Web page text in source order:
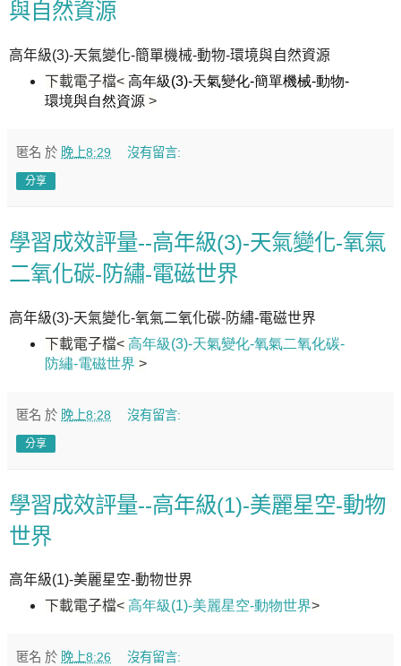
與自然資源
高年級(3)-天氣變化-簡單機械-動物-環境與自然資源
下載電子檔< 高年級(3)-天氣變化-簡單機械-動物-
環境與自然資源>
匿名 於 晚上8:29 沒有留言:
分享
學習成效評量--高年級(3)-天氣變化-氧氣
二氧化碳-防繡-電磁世界
高年級(3)-天氣變化-氧氣二氧化碳-防繡-電磁世界
下載電子檔< 高年級(3)-天氣變化-氧氣二氧化碳-
防繡-電磁世界 >
匿名 於 晚上8:28 沒有留言:
分享
學習成效評量--高年級(1)-美麗星空-動物
世界
高年級(1)-美麗星空-動物世界
下載電子檔< 高年級(1)-美麗星空-動物世界>
匿名 於 晚上8:26 沒有留言: